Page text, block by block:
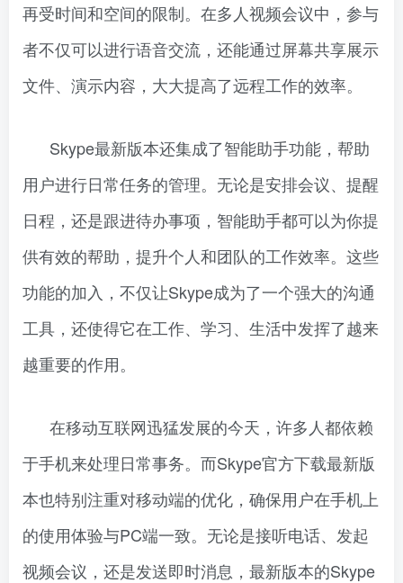
再受时间和空间的限制。在多人视频会议中，参与
者不仅可以进行语音交流，还能通过屏幕共享展示
文件、演示内容，大大提高了远程工作的效率。
Skype最新版本还集成了智能助手功能，帮助
用户进行日常任务的管理。无论是安排会议、提醒
日程，还是跟进待办事项，智能助手都可以为你提
供有效的帮助，提升个人和团队的工作效率。这些
功能的加入，不仅让Skype成为了一个强大的沟通
工具，还使得它在工作、学习、生活中发挥了越来
越重要的作用。
在移动互联网迅猛发展的今天，许多人都依赖
于手机来处理日常事务。而Skype官方下载最新版
本也特别注重对移动端的优化，确保用户在手机上
的使用体验与PC端一致。无论是接听电话、发起
视频会议，还是发送即时消息，最新版本的Skype